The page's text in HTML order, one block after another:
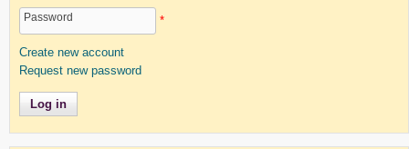
Password *
Create new account
Request new password